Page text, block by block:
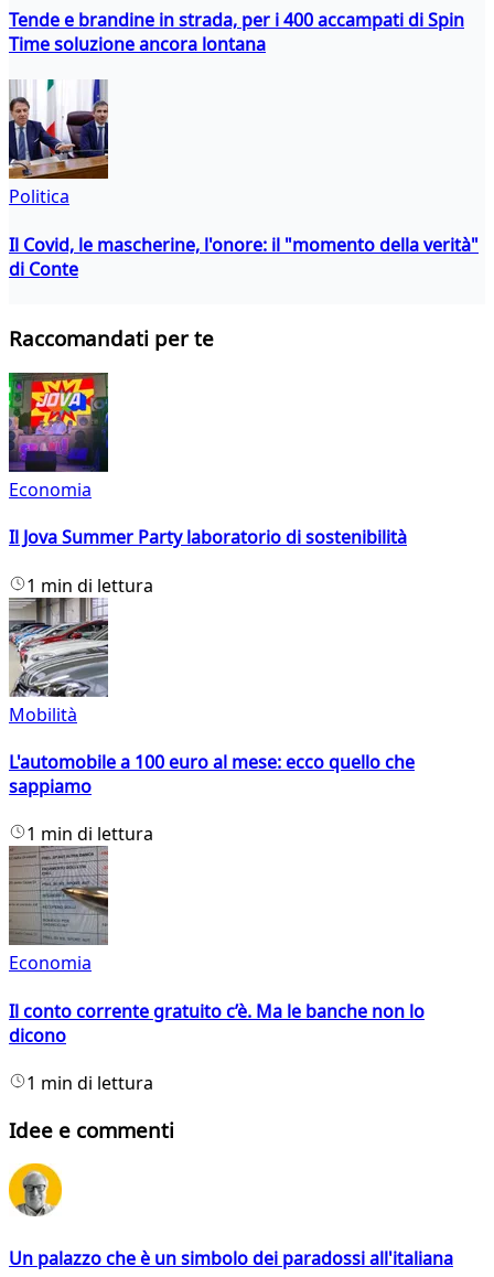
Tende e brandine in strada, per i 400 accampati di Spin
Time soluzione ancora lontana
Politica
Il Covid, le mascherine, l'onore: il "momento della verità"
di Conte
Raccomandati per te
Economia
Il Jova Summer Party laboratorio di sostenibilità
1 min di lettura
Mobilità
L'automobile a 100 euro al mese: ecco quello che
sappiamo
1 min di lettura
Economia
Il conto corrente gratuito c’è. Ma le banche non lo
dicono
1 min di lettura
Idee e commenti
Un palazzo che è un simbolo dei paradossi all'italiana